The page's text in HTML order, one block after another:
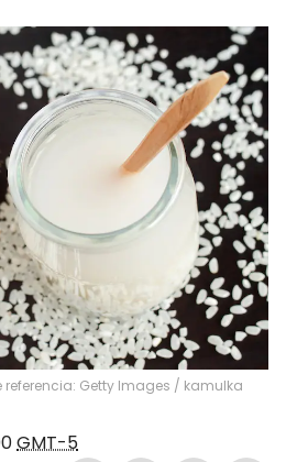
Getty Images / kamulka
GMT-5